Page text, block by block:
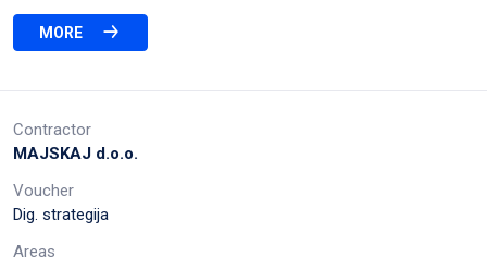
MORE
Contractor
MAJSKAJ d.o.o.
Voucher
Dig. strategija
Areas